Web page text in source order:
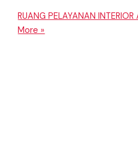
RUANG PELAYANAN INTERIOR
More »